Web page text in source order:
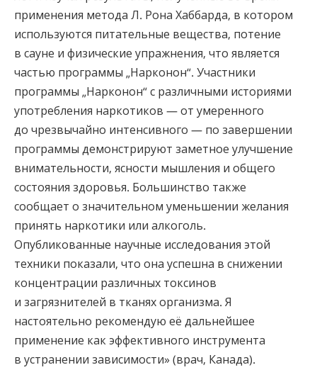
применения метода Л. Рона Хаббарда, в котором
используются питательные вещества, потение
в сауне и физические упражнения, что является
частью программы „Нарконон“. Участники
программы „Нарконон“ с различными историями
употребления наркотиков — от умеренного
до чрезвычайно интенсивного — по завершении
программы демонстрируют заметное улучшение
внимательности, ясности мышления и общего
состояния здоровья. Большинство также
сообщает о значительном уменьшении желания
принять наркотики или алкоголь.
Опубликованные научные исследования этой
техники показали, что она успешна в снижении
концентрации различных токсинов
и загрязнителей в тканях организма. Я
настоятельно рекомендую её дальнейшее
применение как эффективного инструмента
в устранении зависимости» (врач, Канада).